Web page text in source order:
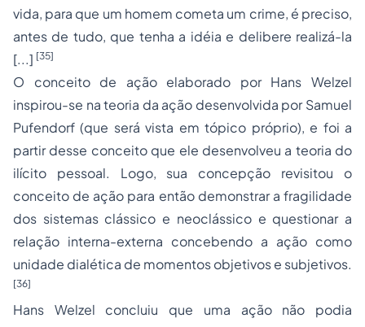
vida, para que um homem cometa um crime, é preciso,
antes de tudo, que tenha a idéia e delibere realizá-la
[...] [35]
O conceito de ação elaborado por Hans Welzel
inspirou-se na teoria da ação desenvolvida por Samuel
Pufendorf (que será vista em tópico próprio), e foi a
partir desse conceito que ele desenvolveu a teoria do
ilícito pessoal. Logo, sua concepção revisitou o
conceito de ação para então demonstrar a fragilidade
dos sistemas clássico e neoclássico e questionar a
relação interna-externa concebendo a ação como
unidade dialética de momentos objetivos e subjetivos.
[36]
Hans Welzel concluiu que uma ação não podia